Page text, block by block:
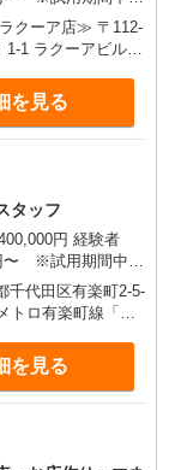
30,800円（月給に
残業手当支給 ※月
（2〜3ヶ月）も
賃貸の場合のみ別
ます。詳細は面接
て
クーア店≫ 〒112-
1-1 ラクーアビル3
を見る
タッフ
円 経験者
〜 ※試用期間中は
円（月給に
残業手当支給 ※月
（2〜3ヶ月）も
賃貸の場合のみ別
ます。詳細は面接
代田区有楽町2-5-
トロ有楽町線「有
を見る